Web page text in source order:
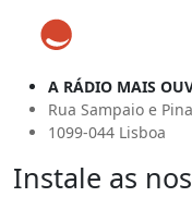
A RÁDIO MAIS
Rua Sampaio e
1099-044 Lisboa
Instale as